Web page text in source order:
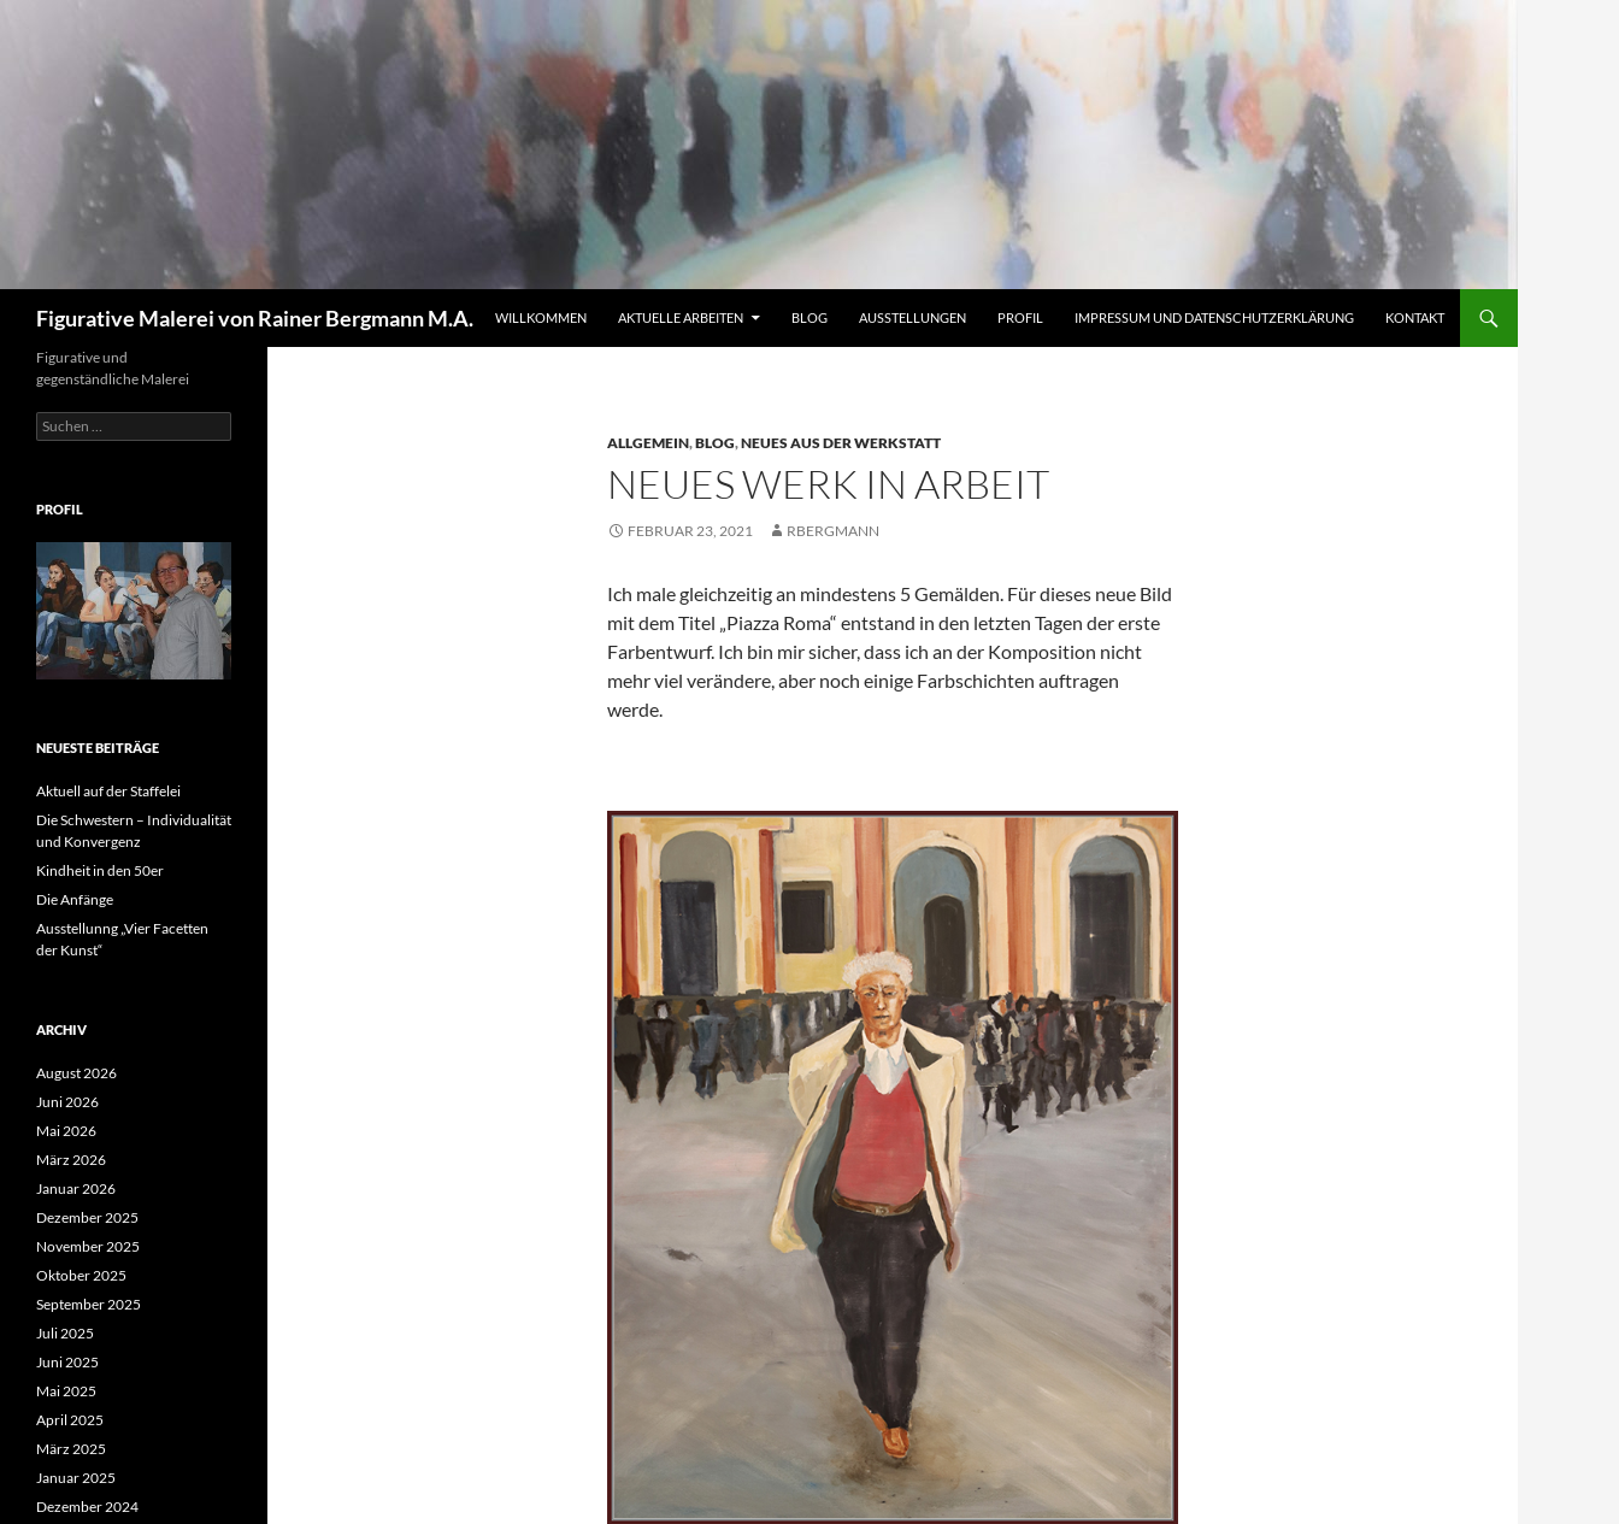
Figurative Malerei von Rainer Bergmann M.A. WILLKOMMEN AKTUELLE ARBEITEN BLOG AUSSTELLUNGEN PROFIL IMPRESSUM UND DATENSCHUTZERKLÄRUNG KONTAKT
ALLGEMEIN,BLOG,NEUES AUS DER WERKSTATT
NEUES WERK IN ARBEIT
FEBRUAR 23, 2021 RBERGMANN
Ich male gleichzeitig an mindestens 5 Gemälden. Für dieses neue Bild
mit dem Titel „Piazza Roma“ entstand in den letzten Tagen der erste
Farbentwurf. Ich bin mir sicher, dass ich an der Komposition nicht
mehr viel verändere, aber noch einige Farbschichten auftragen
werde.
Figurative und
gegenständliche Malerei
Suchen
nach:
PROFIL
NEUESTE BEITRÄGE
Aktuell auf der Staffelei
Die Schwestern – Individualität
und Konvergenz
Kindheit in den 50er
Die Anfänge
Ausstellunng „Vier Facetten
der Kunst“
ARCHIV
August 2026
Juni 2026
Mai 2026
März 2026
Januar 2026
Dezember 2025
November 2025
Oktober 2025
September 2025
Juli 2025
Juni 2025
Mai 2025
April 2025
März 2025
Januar 2025
Dezember 2024